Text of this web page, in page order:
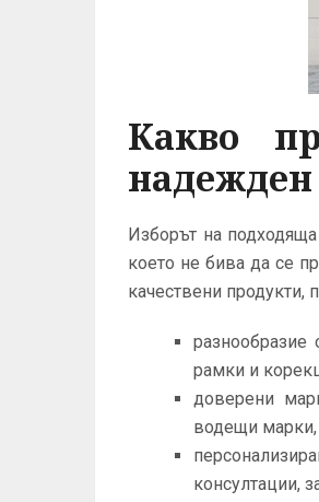
Какво
надежден
Изборът на
което не бива да се
качествени продукти,
разнообразие
рамки и
доверени
водещи марки,
консултации,